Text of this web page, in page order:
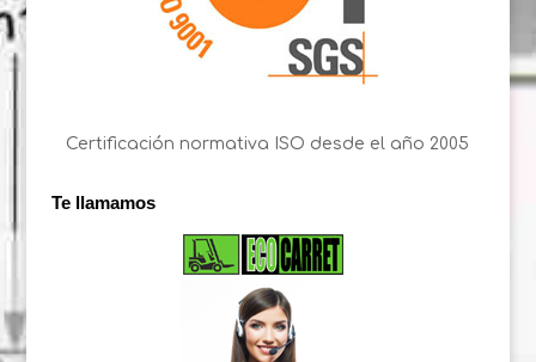
Certificación normativa ISO desde el año 2005
Te llamamos